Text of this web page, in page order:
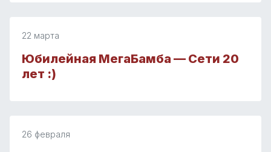
22 марта
Юбилейная МегаБамба — Сети 20
лет :)
26 февраля